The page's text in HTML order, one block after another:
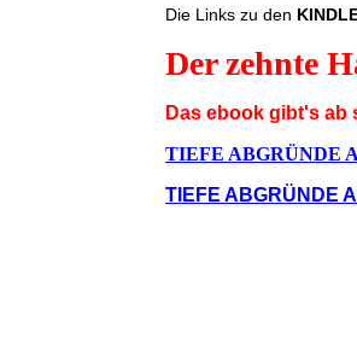
Die Links zu den
Der zehnte
Das ebook gibt's ab
TIEFE ABGRÜNDE
TIEFE ABGRÜNDE